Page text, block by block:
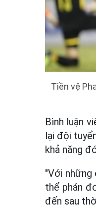
Tiền vệ
Bình luận
lại đội
khả năng
"Với
thể phán
đến sau